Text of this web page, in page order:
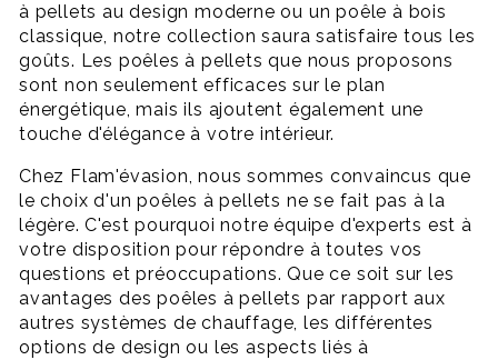
à pellets au design moderne ou un poêle à bois
classique, notre collection saura satisfaire tous les
goûts. Les poêles à pellets que nous proposons
sont non seulement efficaces sur le plan
énergétique, mais ils ajoutent également une
touche d'élégance à votre intérieur.
Chez Flam'évasion, nous sommes convaincus que
le choix d'un poêles à pellets ne se fait pas à la
légère. C'est pourquoi notre équipe d'experts est à
votre disposition pour répondre à toutes vos
questions et préoccupations. Que ce soit sur les
avantages des poêles à pellets par rapport aux
autres systèmes de chauffage, les différentes
options de design ou les aspects liés à